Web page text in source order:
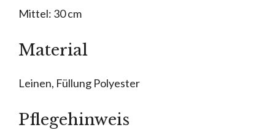
Mittel: 30 cm
Material
Leinen, Füllung Polyester
Pflegehinweis